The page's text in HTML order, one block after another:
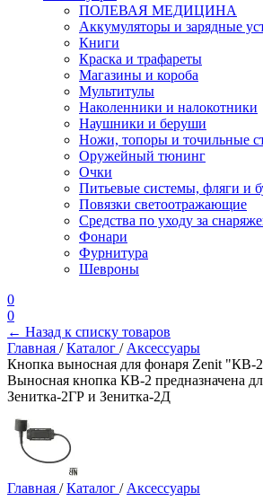
ПОЛЕВАЯ МЕДИЦИНА
Аккумуляторы и зарядные
Книги
Краска и трафареты
Магазины и короба
Мультитулы
Наколенники и налокотники
Наушники и беруши
Ножи, топоры и точильные
Оружейный тюнинг
Очки
Питьевые системы, фляги и
Повязки светоотражающие
Средства по уходу за
Фонари
Фурнитура
Шевроны
0
0
← Назад к списку товаров
Главная / Каталог / Аксессуары
Кнопка выносная для фонаря Zenit "КВ-
Выносная кнопка КВ-2 предназначена
Зенитка-2ГР и Зенитка-2Д
Главная / Каталог / Аксессуары